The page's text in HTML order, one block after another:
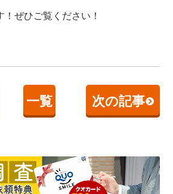
ぜひご覧ください！
一覧 次の記事